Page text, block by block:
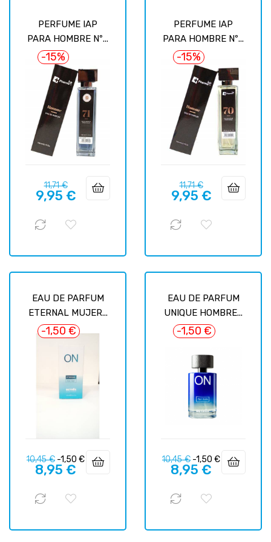
PERFUME IAP
PARA HOMBRE Nº...
-15%
Precio
regular
11,71 €Precio
9,95 €
PERFUME IAP
PARA HOMBRE Nº...
-15%
Precio
regular
11,71 €Precio
9,95 €
EAU DE PARFUM
ETERNAL MUJER...
-1,50 €
Precio
regular
10,45 € -1,50 €Precio
8,95 €
EAU DE PARFUM
UNIQUE HOMBRE...
-1,50 €
Precio
regular
10,45 € -1,50 €Precio
8,95 €